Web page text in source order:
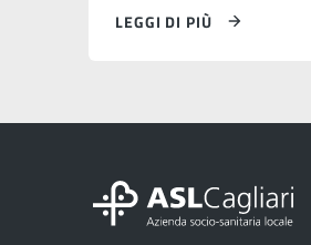
LEGGI DI PIÙ